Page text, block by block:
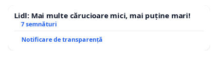
Lidl: Mai multe cărucioare mici, mai puține mari!
7 semnături
Notificare de transparență